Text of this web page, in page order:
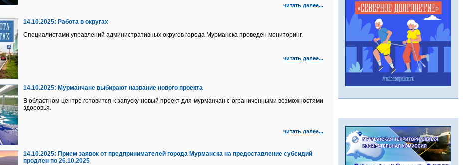
читать далее...
14.10.2025: Работа в округах
Специалистами управлений административных округов города Мурманска проведен мониторинг.
читать далее...
14.10.2025: Мурманчане выбирают название нового проекта
В областном центре готовится к запуску новый проект для мурманчан с ограниченными возможностями
здоровья.
читать далее...
14.10.2025: Прием заявок от предпринимателей города Мурманска на предоставление субсидий
продлен по 26.10.2025